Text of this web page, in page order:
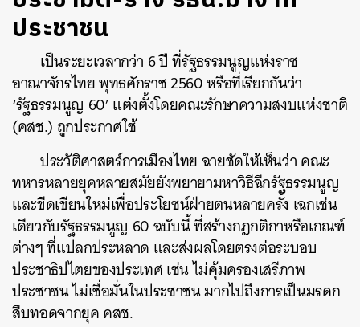
ประชาชน
เป็นระยะเวลากว่า 6 ปี ที่รัฐธรรมนูญแห่งราช
อาณาจักรไทย พุทธศักราช 2560 หรือที่เรียกกันว่า
‘รัฐธรรมนูญ 60’ แต่งตั้งโดยคณะรักษาความสงบแห่งชาติ
(คสช.) ถูกประกาศใช้
ประวัติศาสตร์การเมืองไทย ฉายชัดให้เห็นว่า คณะ
ทหารหลายยุคหลายสมัยยังพยายามหาวิธีฉีกรัฐธรรมนูญ
และขีดเขียนใหม่เพื่อประโยชน์ฝ่ายตนหลายครั้ง เฉกเช่น
เดียวกับรัฐธรรมนูญ 60 ฉบับนี้ ที่สร้างกฎกติกาหรือเกณฑ์
ต่างๆ ที่แปลกประหลาด และส่งผลโดยตรงต่อระบอบ
ประชาธิปไตยของประเทศ เช่น ไม่คุ้มครองเสรีภาพ
ประชาชน ไม่เชื่อมั่นในประชาชน มากไปถึงการเป็นมรดก
สืบทอดจากยุค คสช.